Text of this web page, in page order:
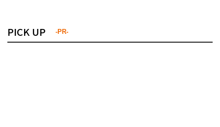
PICK UP -PR-